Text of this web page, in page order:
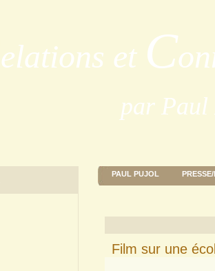
elations et C
par
PAUL PUJOL
Film sur une